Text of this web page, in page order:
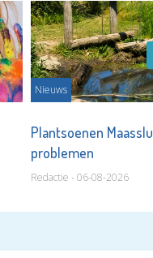
Nieuws
Plantsoenen
problemen
Redactie - 06-08-2026